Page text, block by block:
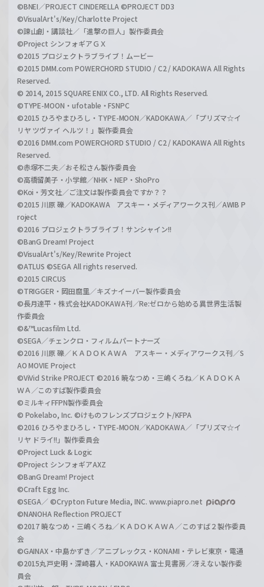
©BNEI／PROJECT CINDERELLA ©PROJECT DD3
©VisualArt's/Key/Charlotte Project
©諫山創・講談社／「進撃の巨人」製作委員会
©Project シンフォギアＧＸ
©2015 プロジェクトラブライブ！ムービー
©2015 DMM.com POWERCHORD STUDIO / C2 / KADOKAWA All Rights
Reserved.
© 2014, 2015 SQUARE ENIX CO., LTD. All Rights Reserved.
©TYPE-MOON・ufotable・FSNPC
©2015 ひろやまひろし・TYPE-MOON／KADOKAWA／「プリズマ☆イ
リヤ ツヴァイ ヘルツ！」製作委員会
©2016 DMM.com POWERCHORD STUDIO / C2 / KADOKAWA All Rights
Reserved.
©赤塚不二夫／おそ松さん製作委員会
©高橋留美子・小学館／NHK・NEP・ShoPro
©Koi・芳文社／ご注文は製作委員会ですか？？
©2015 川原 礫／KADOKAWA アスキー・メディアワークス刊／AWIB P
roject
©2016 プロジェクトラブライブ！サンシャイン!!
©BanG Dream! Project
©VisualArt's/Key/Rewrite Project
©ATLUS ©SEGA All rights reserved.
©2015 CIRCUS
©TRIGGER・岡田麿里／キズナイーバー製作委員会
©長月達平・株式会社KADOKAWA刊／Re:ゼロから始める異世界生活製
作委員会
©&™Lucasfilm Ltd.
©SEGA／チェンクロ・フィルムパートナーズ
©2016 川原 礫／ＫＡＤＯＫＡＷＡ アスキー・メディアワークス刊／S
AO MOVIE Project
©ViVid Strike PROJECT ©2016 暁なつめ・三嶋くろね／ＫＡＤＯＫＡ
ＷＡ／このすば製作委員会
©ミルキィFFPN製作委員会
© Pokelabo, Inc. ©けものフレンズプロジェクト/KFPA
©2016 ひろやまひろし・TYPE-MOON／KADOKAWA／「プリズマ☆イ
リヤ ドライ!!」製作委員会
©Project Luck & Logic
©Project シンフォギアAXZ
©BanG Dream! Project
©Craft Egg Inc.
©SEGA／ ©Crypton Future Media, INC. www.piapro.net
©NANOHA Reflection PROJECT
©2017 暁なつめ・三嶋くろね／ＫＡＤＯＫＡＷＡ／このすば２製作委員
会
©GAINAX・中島かずき／アニプレックス・KONAMI・テレビ東京・電通
©2015丸戸史明・深崎暮人・KADOKAWA 富士見書房／冴えない製作委
員会